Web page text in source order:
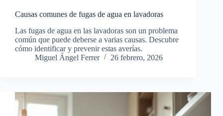
Causas comunes de fugas de agua en lavadoras
Las fugas de agua en las lavadoras son un problema
común que puede deberse a varias causas. Descubre
cómo identificar y prevenir estas averías.
Miguel Ángel Ferrer
26 febrero, 2026